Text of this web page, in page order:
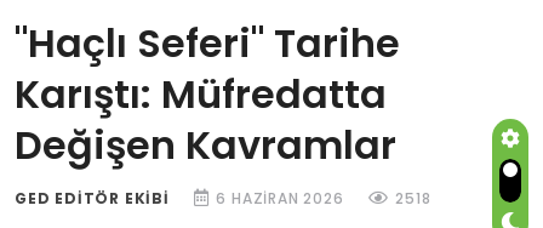
"Haçlı Seferi" Tarihe
Karıştı: Müfredatta
Değişen Kavramlar
GED EDITÖR EKIBI 6 HAZIRAN 2026 2518